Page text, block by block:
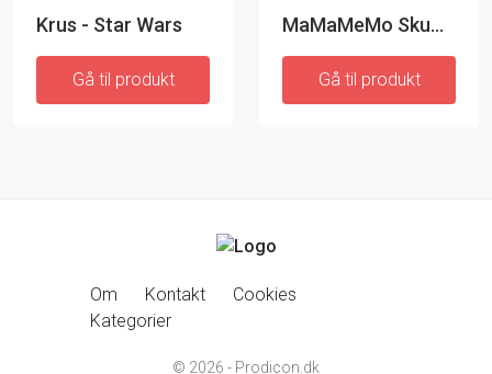
Krus - Star Wars
Gå til produkt
MaMaMeMo Skummetmælk
Gå til produkt
Om Kontakt
Cookies
Kategorier
© 2026 - Prodicon.dk